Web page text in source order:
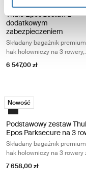
Thule Epos zestaw z
dodatkowym
zabezpieczeniem
Składany bagażnik
hak holowniczy na 3 rowery,
pasujący do wszystkich typów
rowerów
6 547,00 zł
Podstawowy zestaw
Nowość
Black
Podstawowy zestaw
Epos Parksecure na 3
Składany bagażnik
hak holowniczy na 3 rowery
czujnikami parkowania
7 658,00 zł